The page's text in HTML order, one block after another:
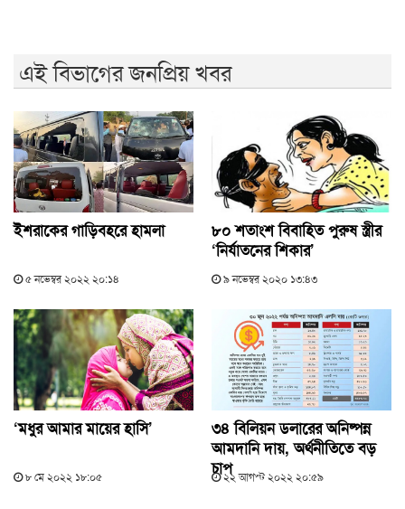
এই বিভাগের জনপ্রিয় খবর
ইশরাকের গাড়িবহরে হামলা
৫ নভেম্বর ২০২২ ২০:১৪
৮০ শতাংশ বিবাহিত পুরুষ স্ত্রীর
‘নির্যাতনের শিকার’
৯ নভেম্বর ২০২০ ১৩:৪৩
‘মধুর আমার মায়ের হাসি’
৮ মে ২০২২ ১৮:০৫
৩৪ বিলিয়ন ডলারের অনিষ্পন্ন
আমদানি দায়, অর্থনীতিতে বড়
চাপ২২ আগস্ট ২০২২ ২০:৫৯